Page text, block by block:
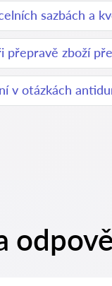
sazbách a
přepravě zboží
v otázkách